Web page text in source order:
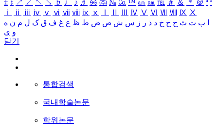
‡ ↕ ↗ ↙ ↖ ↘ ♭ ♩ ♪ ♬ ㉿ ㈜ № ㏇ ™ ㏂ ㏘ ℡ ＃ ＆ ＊ ＠ ª º
ⅰ
ⅱ ⅲ ⅳ ⅴ ⅵ ⅶ ⅷ ⅸ ⅹ Ⅳ Ⅴ Ⅵ Ⅶ Ⅷ Ⅸ Ⅹ
ب ت ث ج ح خ د ذ ر ز س ش ص ض ط ظ ع غ ف ق ک ل م ن ه
و ی
닫기
통합검색
국내학술논문
학위논문